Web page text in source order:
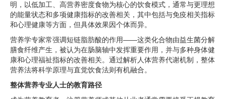
明，以低加工、高营养密度食物为核心的饮食模式，通常与更理想
的能量状态和多项健康指标的改善相关，其中包括与免疫相关指标
和心理健康等方面，但具体效果因个体而异。
营养学专家常强调短链脂肪酸的作用——这类化合物由益生菌分解
膳食纤维产生，被认为在肠脑轴中发挥重要作用，并与多种身体健
康和心理福祉指标的改善相关。通过解析人体营养代谢机制，整体
营养法将科学原理与直觉饮食法则有机融合。
整体营养专业人士的教育路径